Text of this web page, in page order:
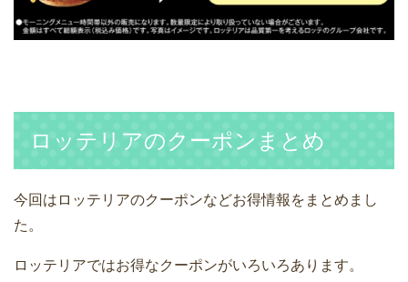
ロッテリアのクーポンまとめ
今回はロッテリアのクーポンなどお得情報をまとめまし
た。
ロッテリアではお得なクーポンがいろいろあります。